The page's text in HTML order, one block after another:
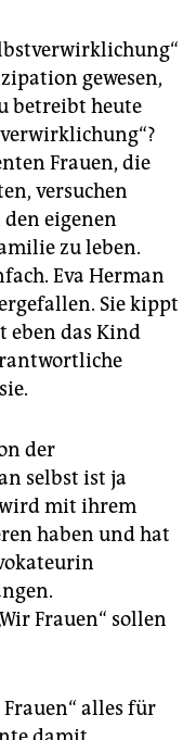
gewesen,
betreibt heute
Frauen, die
versuchen
eigenen
zu leben.
Eva Herman
Sie kippt
eben das Kind
der
selbst ist ja
mit ihrem
haben und hat
Frauen“ sollen
alles für